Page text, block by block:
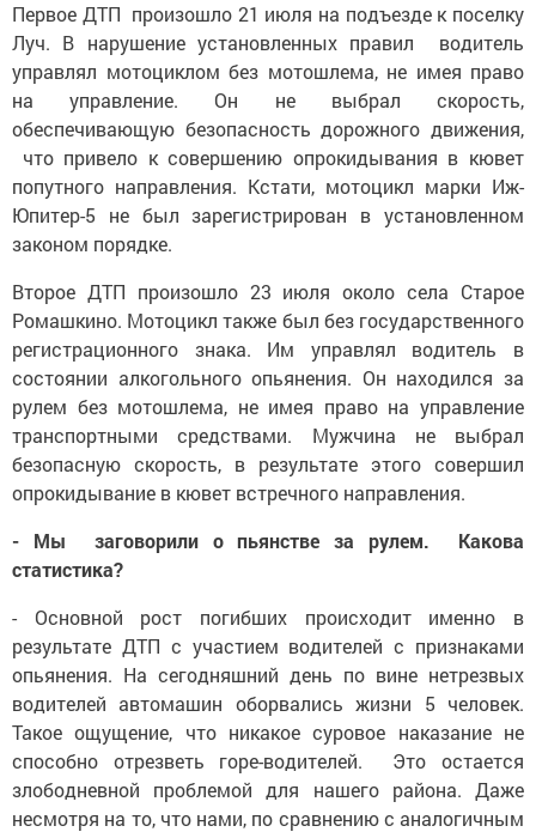
Первое ДТП произошло 21 июля на подъезде к поселку
Луч. В нарушение установленных правил водитель
управлял мотоциклом без мотошлема, не имея право
на управление. Он не выбрал скорость,
обеспечивающую безопасность дорожного движения,
что привело к совершению опрокидывания в кювет
попутного направления. Кстати, мотоцикл марки Иж-
Юпитер-5 не был зарегистрирован в установленном
законом порядке.
Второе ДТП произошло 23 июля около села Старое
Ромашкино. Мотоцикл также был без государственного
регистрационного знака. Им управлял водитель в
состоянии алкогольного опьянения. Он находился за
рулем без мотошлема, не имея право на управление
транспортными средствами. Мужчина не выбрал
безопасную скорость, в результате этого совершил
опрокидывание в кювет встречного направления.
- Мы заговорили о пьянстве за рулем. Какова
статистика?
- Основной рост погибших происходит именно в
результате ДТП с участием водителей с признаками
опьянения. На сегодняшний день по вине нетрезвых
водителей автомашин оборвались жизни 5 человек.
Такое ощущение, что никакое суровое наказание не
способно отрезветь горе-водителей. Это остается
злободневной проблемой для нашего района. Даже
несмотря на то, что нами, по сравнению с аналогичным